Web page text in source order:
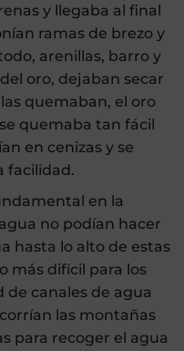
y llegaba al final
ramas de brezo y
arenillas, barro y
oro, dejaban secar
quemaban, el oro
quemaba tan fácil
en cenizas y se
facilidad.
en la
no podían hacer
hasta lo alto de estas
más difícil para los
de canales de agua
las montañas
para recoger el agua